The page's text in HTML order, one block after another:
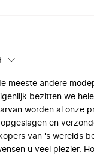
meeste andere
bezitten we
worden al onze
en
van 's werelds
u veel plezier.